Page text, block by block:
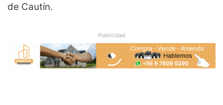
de Cautín.
Publicidad